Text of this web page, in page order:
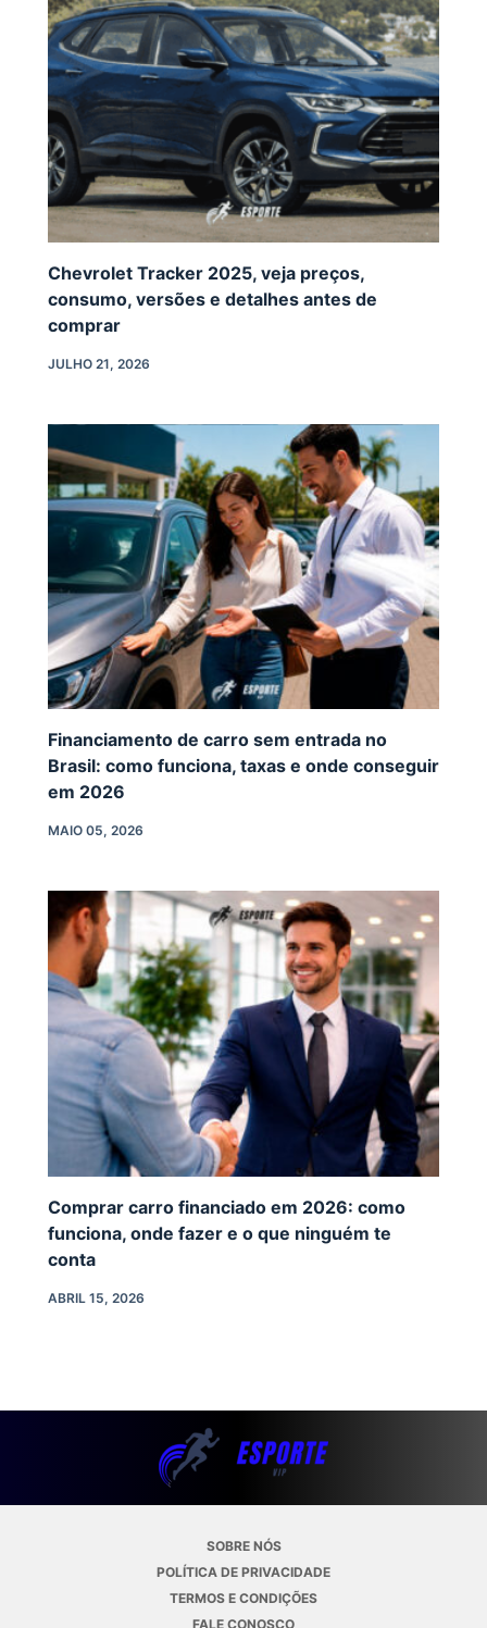
Chevrolet Tracker 2025, veja preços,
consumo, versões e detalhes antes de
comprar
JULHO 21, 2026
Financiamento de carro sem entrada no
Brasil: como funciona, taxas e onde conseguir
em 2026
MAIO 05, 2026
Comprar carro financiado em 2026: como
funciona, onde fazer e o que ninguém te
conta
ABRIL 15, 2026
SOBRE NÓS
POLÍTICA DE PRIVACIDADE
TERMOS E CONDIÇÕES
FALE CONOSCO